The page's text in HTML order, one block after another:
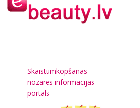
Skaistumkopšanas
nozares informācijas
portāls